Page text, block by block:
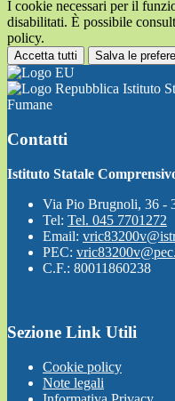
I cookie necessari per il
disabilitati. È possibile
policy.
Accetta tutti Salva le
Istituto
Fumane
Contatti
Istituto Statale
Via Pio Brugnoli, 36 -
Tel: Tel. 045 7701272
Email:
PEC:
C.F.: 80011860238
Sezione Link Utili
Cookie policy
Note legali